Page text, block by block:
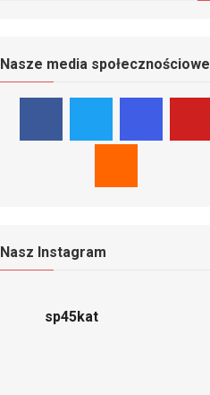
Nasze media społecznościowe
Nasz Instagram
sp45kat